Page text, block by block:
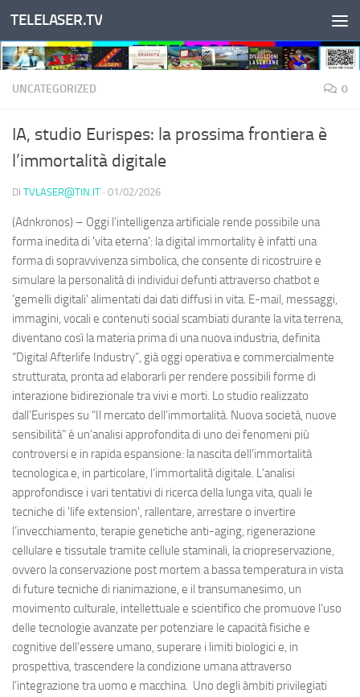
Salta al contenuto
TELELASER.TV
UNCATEGORIZED 0
IA, studio Eurispes: la prossima frontiera è
l’immortalità digitale
DI TVLASER@TIN.IT · 01/02/2026
(Adnkronos) – Oggi l’intelligenza artificiale rende possibile una
forma inedita di 'vita eterna': la digital immortality è infatti una
forma di sopravvivenza simbolica, che consente di ricostruire e
simulare la personalità di individui defunti attraverso chatbot e
'gemelli digitali' alimentati dai dati diffusi in vita. E-mail, messaggi,
immagini, vocali e contenuti social scambiati durante la vita terrena,
diventano così la materia prima di una nuova industria, definita
“Digital Afterlife Industry”, già oggi operativa e commercialmente
strutturata, pronta ad elaborarli per rendere possibili forme di
interazione bidirezionale tra vivi e morti. Lo studio realizzato
dall’Eurispes su “Il mercato dell’immortalità. Nuova società, nuove
sensibilità” è un’analisi approfondita di uno dei fenomeni più
controversi e in rapida espansione: la nascita dell’immortalità
tecnologica e, in particolare, l’immortalità digitale. L’analisi
approfondisce i vari tentativi di ricerca della lunga vita, quali le
tecniche di 'life extension', rallentare, arrestare o invertire
l’invecchiamento, terapie genetiche anti-aging, rigenerazione
cellulare e tissutale tramite cellule staminali, la criopreservazione,
ovvero la conservazione post mortem a bassa temperatura in vista
di future tecniche di rianimazione, e il transumanesimo, un
movimento culturale, intellettuale e scientifico che promuove l’uso
delle tecnologie avanzate per potenziare le capacità fisiche e
cognitive dell’essere umano, superare i limiti biologici e, in
prospettiva, trascendere la condizione umana attraverso
l’integrazione tra uomo e macchina. Uno degli àmbiti privilegiati